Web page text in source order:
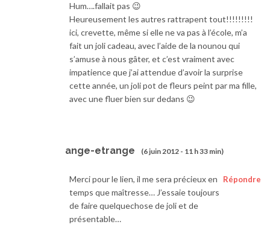
Hum….fallait pas 😉
Heureusement les autres rattrapent tout!!!!!!!!!
ici, crevette, même si elle ne va pas à l’école, m’a
fait un joli cadeau, avec l’aide de la nounou qui
s’amuse à nous gâter, et c’est vraiment avec
impatience que j’ai attendue d’avoir la surprise
cette année, un joli pot de fleurs peint par ma fille,
avec une fluer bien sur dedans 😉
ange-etrange (6 juin 2012 - 11 h 33 min)
Répondre
Merci pour le lien, il me sera précieux en
temps que maîtresse… J’essaie toujours
de faire quelquechose de joli et de
présentable…